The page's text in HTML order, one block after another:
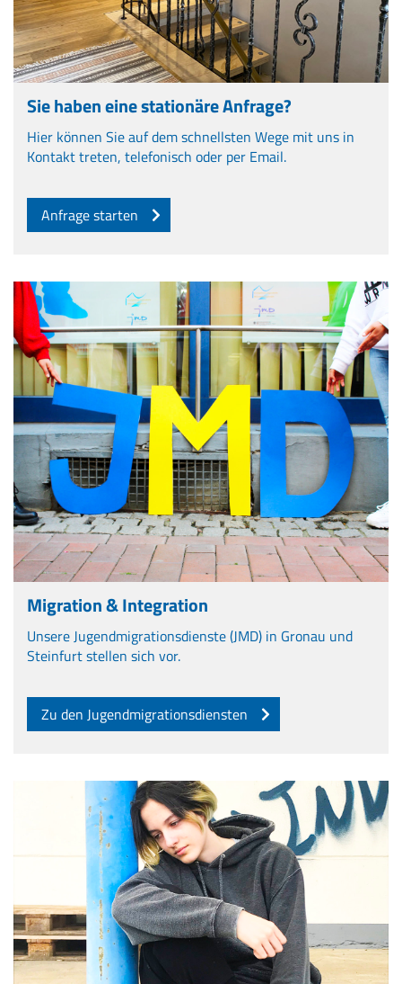
Sie haben eine stationäre Anfrage?
Hier können Sie auf dem schnellsten Wege mit uns in
Kontakt treten, telefonisch oder per Email.
Anfrage starten
Migration & Integration
Unsere Jugendmigrationsdienste (JMD) in Gronau und
Steinfurt stellen sich vor.
Zu den Jugendmigrationsdiensten